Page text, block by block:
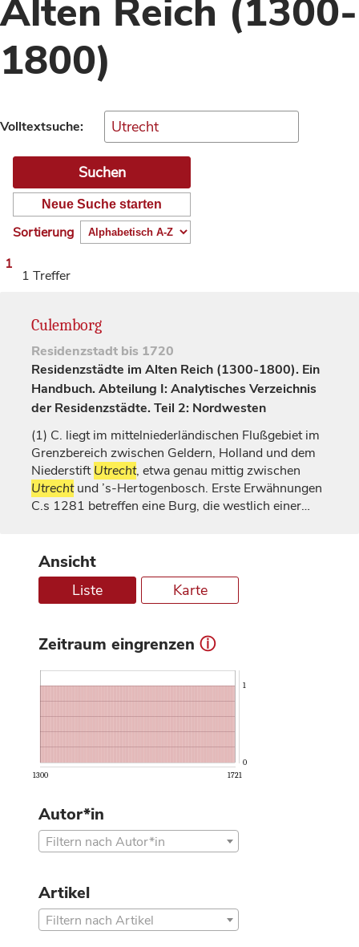
Alten Reich (1300-
1800)
Volltextsuche:
Neue Suche starten
Sortierung
1
1 Treffer
Culemborg
Residenzstadt bis 1720
Residenzstädte im Alten Reich (1300-1800). Ein
Handbuch. Abteilung I: Analytisches Verzeichnis
der Residenzstädte. Teil 2: Nordwesten
(1) C. liegt im mittelniederländischen Flußgebiet im
Grenzbereich zwischen Geldern, Holland und dem
NiederstiftUtrecht, etwa genau mittig zwischen
Utrechtund ’s-Hertogenbosch. Erste Erwähnungen
C.s 1281 betreffen eine Burg, die westlich einer…
Ansicht
Liste Karte
Zeitraum eingrenzen ⓘ
1300 1721
0
1
Autor*in
Filtern nach Autor*in
Artikel
Filtern nach Artikel